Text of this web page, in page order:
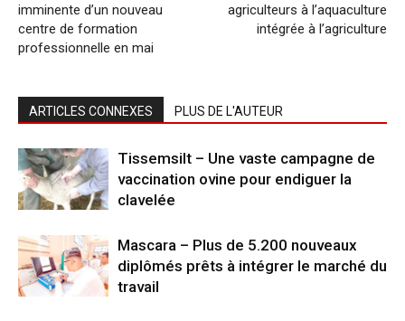
imminente d’un nouveau
centre de formation
professionnelle en mai
agriculteurs à l’aquaculture
intégrée à l’agriculture
ARTICLES CONNEXES PLUS DE L'AUTEUR
Tissemsilt – Une vaste campagne de
vaccination ovine pour endiguer la
clavelée
Mascara – Plus de 5.200 nouveaux
diplômés prêts à intégrer le marché du
travail